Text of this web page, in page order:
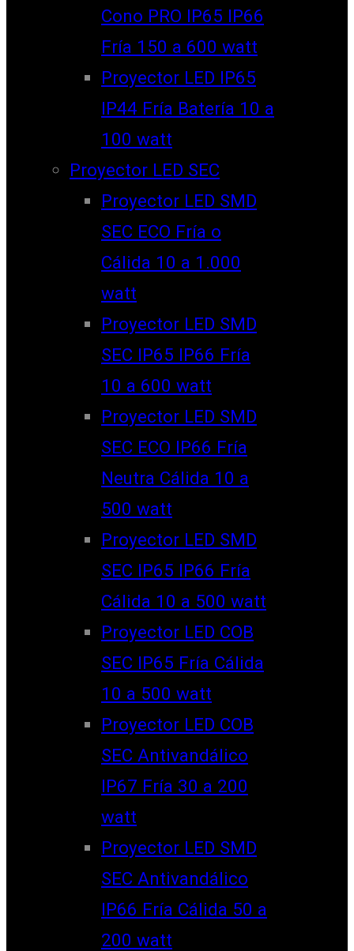
Cono PRO IP65 IP66
Fría 150 a 600 watt
Proyector LED IP65
IP44 Fría Batería 10 a
100 watt
Proyector LED SEC
Proyector LED SMD
SEC ECO Fría o
Cálida 10 a 1.000
watt
Proyector LED SMD
SEC IP65 IP66 Fría
10 a 600 watt
Proyector LED SMD
SEC ECO IP66 Fría
Neutra Cálida 10 a
500 watt
Proyector LED SMD
SEC IP65 IP66 Fría
Cálida 10 a 500 watt
Proyector LED COB
SEC IP65 Fría Cálida
10 a 500 watt
Proyector LED COB
SEC Antivandálico
IP67 Fría 30 a 200
watt
Proyector LED SMD
SEC Antivandálico
IP66 Fría Cálida 50 a
200 watt